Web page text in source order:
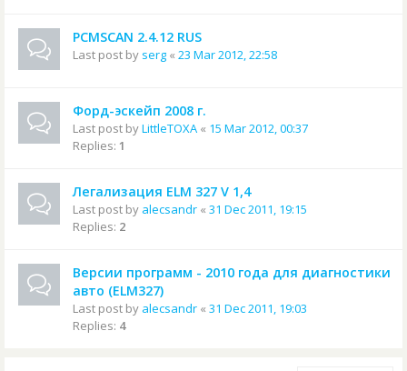
PCMSCAN 2.4.12 RUS
Last post by serg « 23 Mar 2012, 22:58
Форд-эскейп 2008 г.
Last post byLittleTOXA « 15 Mar 2012, 00:37
Replies: 1
Легализация ELM 327 V 1,4
Last post by alecsandr « 31 Dec 2011, 19:15
Replies: 2
Версии программ - 2010 года для диагностики
авто (ELM327)
Last post by alecsandr « 31 Dec 2011, 19:03
Replies: 4